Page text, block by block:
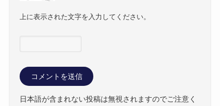
上に表示された文字を入力してください。
日本語が含まれない投稿は無視されますのでご注意く